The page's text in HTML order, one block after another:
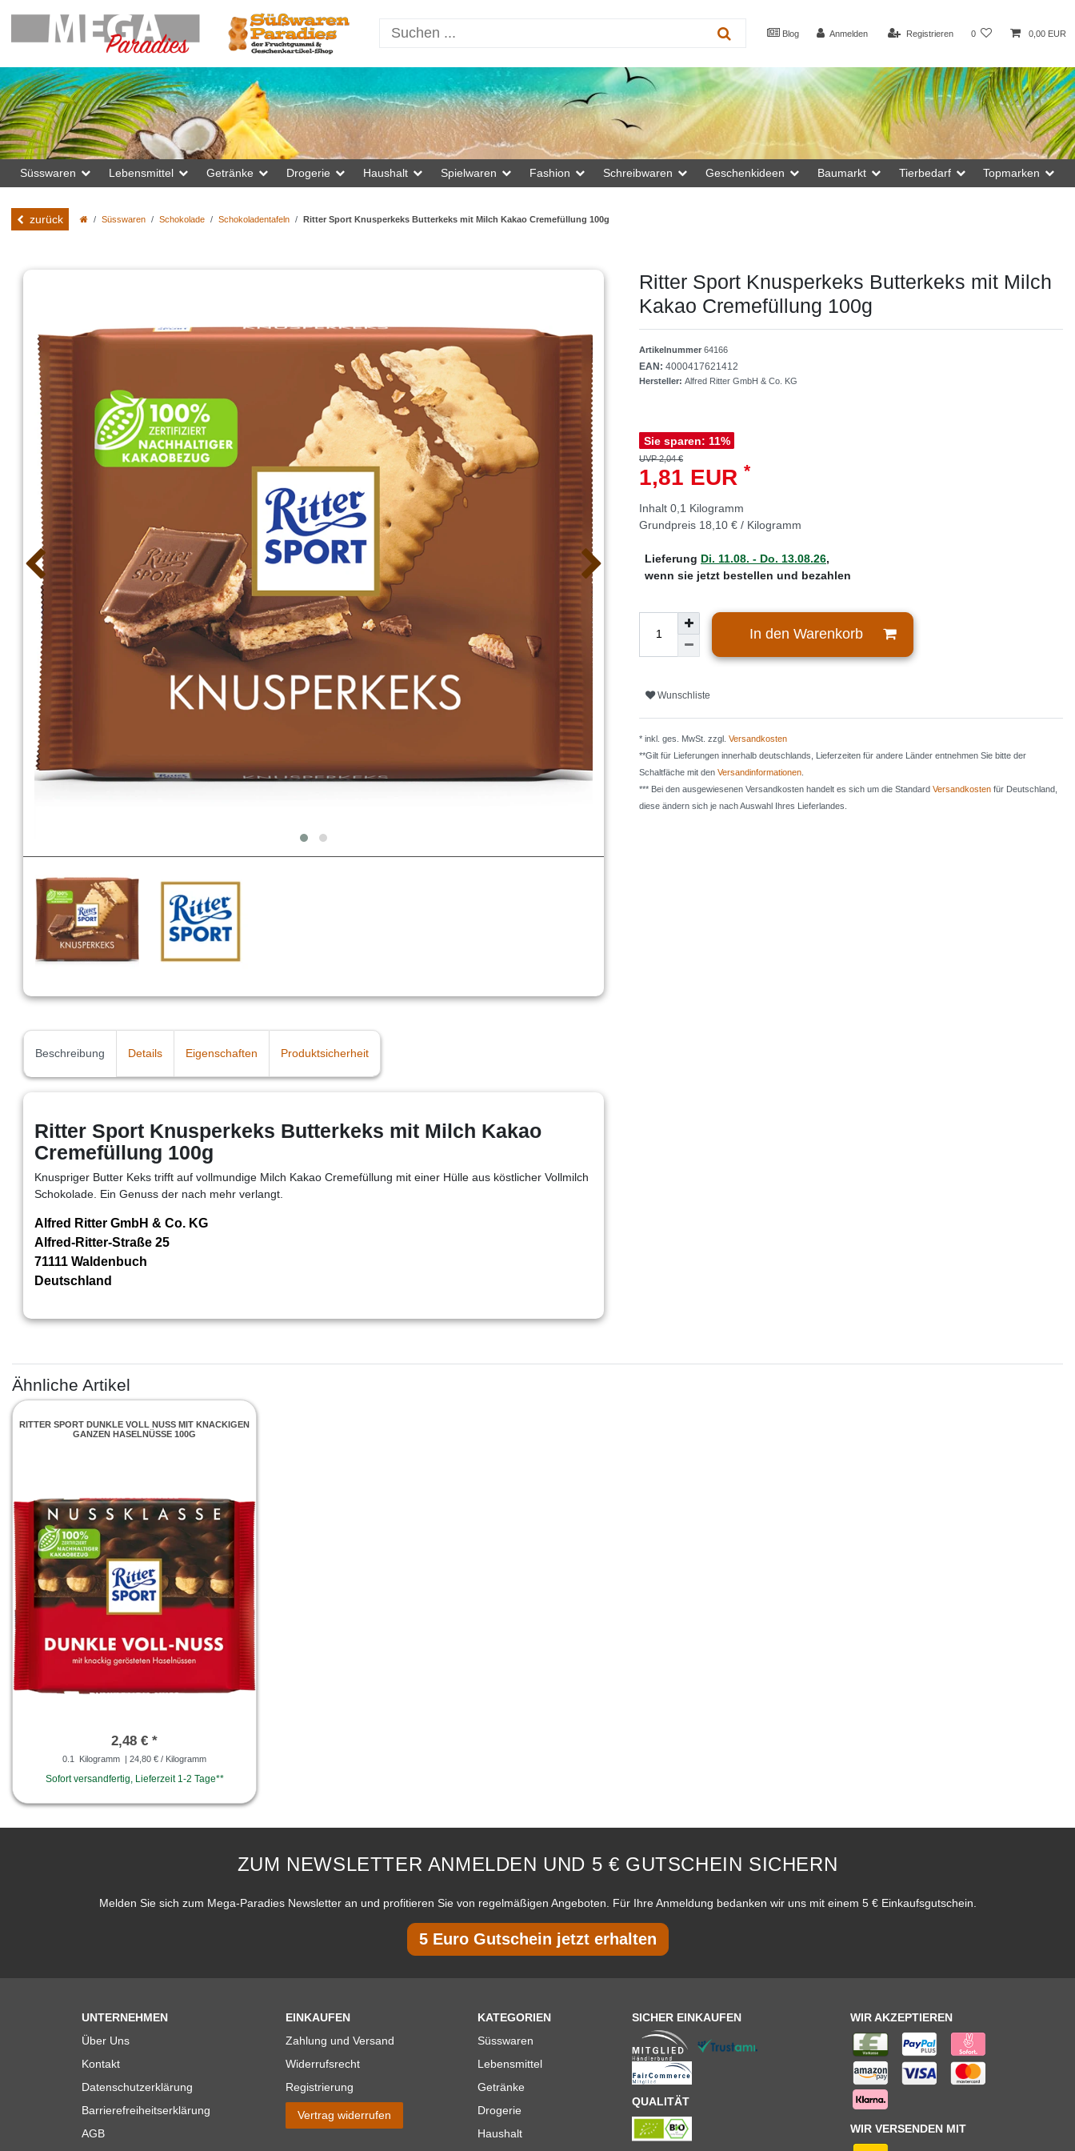
Blog Anmelden Registrieren 0 0,00 EUR
Süsswaren Lebensmittel Getränke Drogerie Haushalt Spielwaren Fashion Schreibwaren Geschenkideen Baumarkt Tierbedarf Topmarken
zurück Süsswaren Schokolade Schokoladentafeln Ritter Sport Knusperkeks Butterkeks mit Milch Kakao Cremefüllung 100g
Ritter Sport Knusperkeks Butterkeks mit Milch
Kakao Cremefüllung 100g
Artikelnummer 64166
EAN: 4000417621412
Hersteller: Alfred Ritter GmbH & Co. KG
Sie sparen: 11%
UVP 2,04 €
1,81 EUR *
Inhalt 0,1 Kilogramm
Grundpreis 18,10 € / Kilogramm
Lieferung Di. 11.08. - Do. 13.08.26,
wenn sie jetzt bestellen und bezahlen
In den Warenkorb
Wunschliste
* inkl. ges. MwSt. zzgl. Versandkosten
**Gilt für Lieferungen innerhalb deutschlands, Lieferzeiten für andere Länder entnehmen Sie bitte der
Schaltfäche mit den Versandinformationen
*** Bei den ausgewiesenen Versandkosten handelt es sich um die Standard Versandkosten für Deutschland,
diese ändern sich je nach Auswahl Ihres Lieferlandes.
Beschreibung Details Eigenschaften Produktsicherheit
Ritter Sport Knusperkeks Butterkeks mit Milch Kakao
Cremefüllung 100g
Knuspriger Butter Keks trifft auf vollmundige Milch Kakao Cremefüllung mit einer Hülle aus köstlicher Vollmilch
Schokolade. Ein Genuss der nach mehr verlangt.
Alfred Ritter GmbH & Co. KG
Alfred-Ritter-Straße 25
71111 Waldenbuch
Deutschland
Ähnliche Artikel
RITTER SPORT DUNKLE VOLL NUSS MIT KNACKIGEN
GANZEN HASELNÜSSE 100G
2,48 € *
0.1 Kilogramm | 24,80 € / Kilogramm
Sofort versandfertig, Lieferzeit 1-2 Tage**
ZUM NEWSLETTER ANMELDEN UND 5 € GUTSCHEIN SICHERN
Melden Sie sich zum Mega-Paradies Newsletter an und profitieren Sie von regelmäßigen Angeboten. Für Ihre Anmeldung bedanken wir uns mit einem 5 € Einkaufsgutschein.
5 Euro Gutschein jetzt erhalten
UNTERNEHMEN
Über Uns
Kontakt
Datenschutzerklärung
Barrierefreiheitserklärung
AGB
EINKAUFEN
Zahlung und Versand
Widerrufsrecht
Registrierung
Vertrag widerrufen
KATEGORIEN
Süsswaren
Lebensmittel
Getränke
Drogerie
Haushalt
SICHER EINKAUFEN
QUALITÄT
WIR AKZEPTIEREN
WIR VERSENDEN MIT